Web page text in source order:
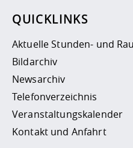
QUICKLINKS
Aktuelle Stunden- und
Bildarchiv
Newsarchiv
Telefonverzeichnis
Veranstaltungskalender
Kontakt und Anfahrt